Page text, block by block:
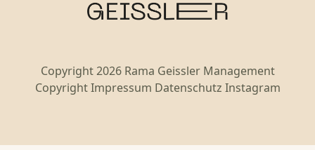
Copyright 2026 Rama Geissler Management
Copyright Impressum Datenschutz Instagram